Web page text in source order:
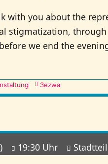
with you about the
stigmatization,
we end the
3ezwa
19:30 Uhr